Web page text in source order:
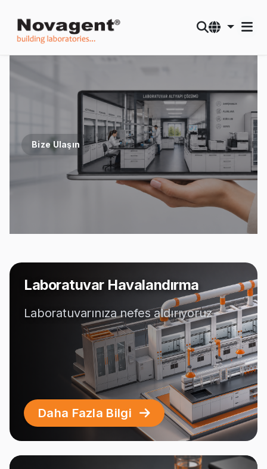
Bize Ulaşın
Laboratuvar Havalandırma
Laboratuvarınıza nefes aldırıyoruz
Daha Fazla Bilgi